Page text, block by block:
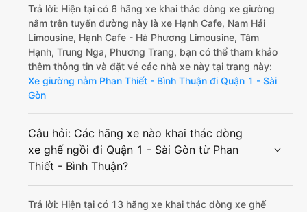
Trả lời: Hiện tại có 6 hãng xe khai thác dòng xe giường
nằm trên tuyến đường này là xe Hạnh Cafe, Nam Hải
Limousine, Hạnh Cafe - Hà Phương Limousine, Tâm
Hạnh, Trung Nga, Phương Trang, bạn có thể tham khảo
thêm thông tin và đặt vé các nhà xe này tại trang này:
Xe giường nằm Phan Thiết - Bình Thuận đi Quận 1 - Sài
Gòn
Câu hỏi: Các hãng xe nào khai thác dòng
xe ghế ngồi đi Quận 1 - Sài Gòn từ Phan
Thiết - Bình Thuận?
Trả lời: Hiện tại có 13 hãng xe khai thác dòng xe ghế